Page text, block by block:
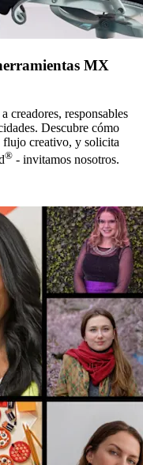
MX
creadores, responsables
Descubre cómo
creativo, y solicita
® - invitamos nosotros.